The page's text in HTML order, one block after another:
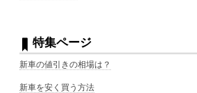
特集ページ
新車の値引きの相場は？
新車を安く買う方法